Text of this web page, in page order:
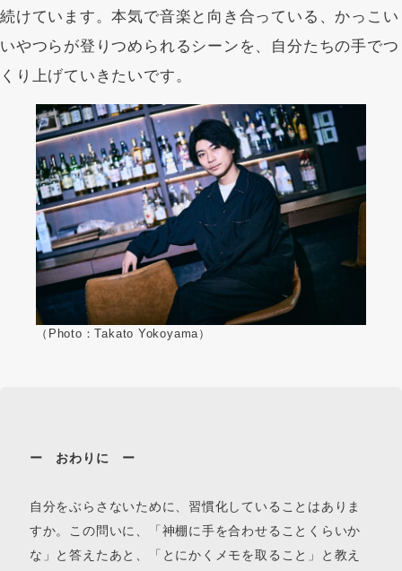
続けています。本気で音楽と向き合っている、かっこい
いやつらが登りつめられるシーンを、自分たちの手でつ
くり上げていきたいです。
（Photo：Takato Yokoyama）
ー おわりに ー
自分をぶらさないために、習慣化していることはありま
すか。この問いに、「神棚に手を合わせることくらいか
な」と答えたあと、「とにかくメモを取ること」と教え